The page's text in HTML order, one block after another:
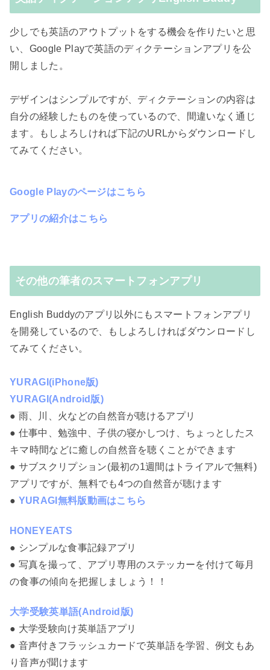
少しでも英語のアウトプットをする機会を作りたいと思
い、Google Playで英語のディクテーションアプリを公
開しました。
デザインはシンプルですが、ディクテーションの内容は
自分の経験したものを使っているので、間違いなく通じ
ます。もしよろしければ下記のURLからダウンロードし
てみてください。
Google Playのページはこちら
アプリの紹介はこちら
その他の筆者のスマートフォンアプリ
English Buddyのアプリ以外にもスマートフォンアプリ
を開発しているので、もしよろしければダウンロードし
てみてください。
YURAGI(iPhone版)
YURAGI(Android版)
● 雨、川、火などの自然音が聴けるアプリ
● 仕事中、勉強中、子供の寝かしつけ、ちょっとしたス
キマ時間などに癒しの自然音を聴くことができます
● サブスクリプション(最初の1週間はトライアルで無料)
アプリですが、無料でも4つの自然音が聴けます
● YURAGI無料版動画はこちら
HONEYEATS
● シンプルな食事記録アプリ
● 写真を撮って、アプリ専用のステッカーを付けて毎月
の食事の傾向を把握しましょう！！
大学受験英単語(Android版)
● 大学受験向け英単語アプリ
● 音声付きフラッシュカードで英単語を学習、例文もあ
り音声が聞けます